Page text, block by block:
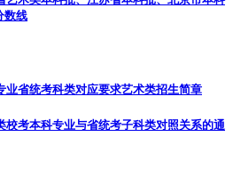
数线
业省统考科类对应要求艺术类招生简章
校考本科专业与省统考子科类对照关系的通